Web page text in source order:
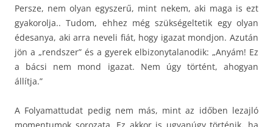
Persze, nem olyan egyszerű, mint nekem, aki maga is ezt
gyakorolja.. Tudom, ehhez még szükségeltetik egy olyan
édesanya, aki arra neveli fiát, hogy igazat mondjon. Azután
jön a „rendszer” és a gyerek elbizonytalanodik: „Anyám! Ez
a bácsi nem mond igazat. Nem úgy történt, ahogyan
állítja.”
A Folyamattudat pedig nem más, mint az időben lezajló